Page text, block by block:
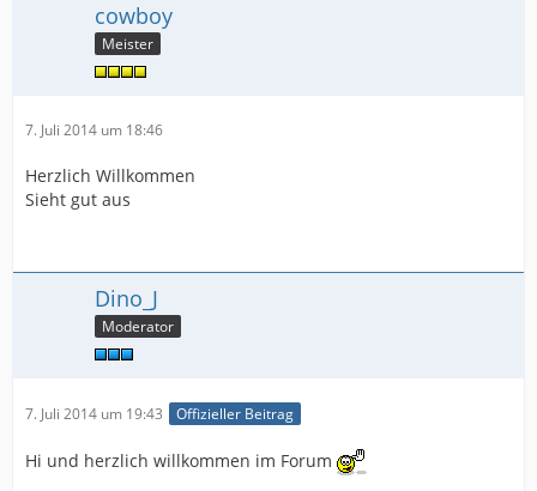
cowboy
Meister
7. Juli 2014 um 18:46
Herzlich Willkommen
Sieht gut aus
Dino_J
Moderator
7. Juli 2014 um 19:43 Offizieller Beitrag
Hi und herzlich willkommen im Forum